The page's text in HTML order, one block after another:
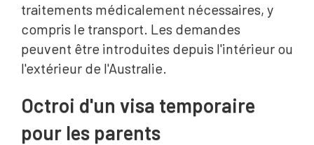
traitements médicalement nécessaires, y
compris le transport. Les demandes
peuvent être introduites depuis l'intérieur ou
l'extérieur de l'Australie.
Octroi d'un visa temporaire
pour les parents